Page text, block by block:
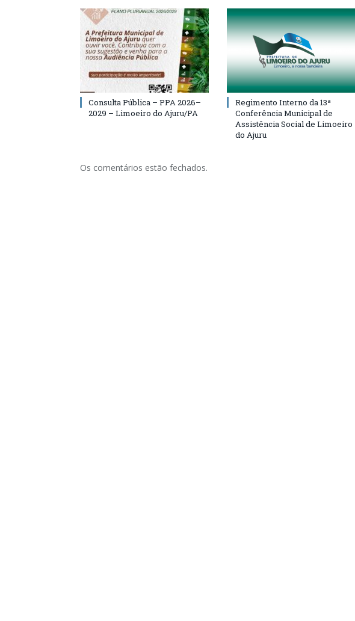
Consulta Pública – PPA 2026–
2029 – Limoeiro do Ajuru/PA
Regimento Interno da 13ª
Conferência Municipal de
Assistência Social de Limoeiro
do Ajuru
Os comentários estão fechados.